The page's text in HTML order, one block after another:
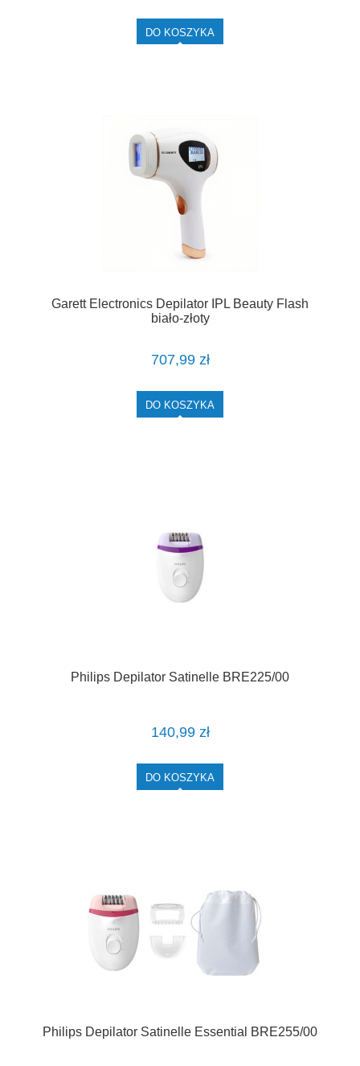
DO KOSZYKA
Garett Electronics Depilator IPL Beauty Flash
biało-złoty
707,99 zł
DO KOSZYKA
Philips Depilator Satinelle BRE225/00
140,99 zł
DO KOSZYKA
Philips Depilator Satinelle Essential BRE255/00